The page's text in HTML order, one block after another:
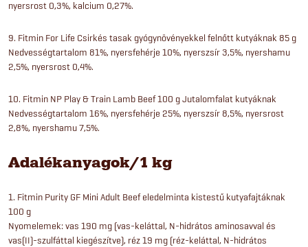
nyersrost 0,3%, kalcium 0,27%.
9. Fitmin For Life Csirkés tasak gyógynövényekkel felnőtt kutyáknak 85 g
Nedvességtartalom 81%, nyersfehérje 10%, nyerszsír 3,5%, nyershamu
2,5%, nyersrost 0,4%.
10. Fitmin NP Play & Train Lamb Beef 100 g Jutalomfalat kutyáknak
Nedvességtartalom 16%, nyersfehérje 25%, nyerszsír 8,5%, nyersrost
2,8%, nyershamu 7,5%.
Adalékanyagok/1 kg
1. Fitmin Purity GF Mini Adult Beef eledelminta kistestű kutyafajtáknak
100 g
Nyomelemek: vas 190 mg (vas-keláttal, N-hidrátos aminosavval és
vas(II)-szulfáttal kiegészítve), réz 19 mg (réz-keláttal, N-hidrátos